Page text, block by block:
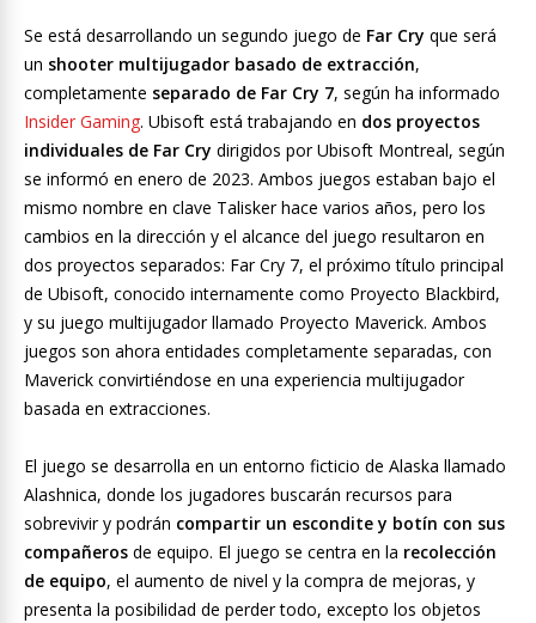
Se está desarrollando un segundo juego de Far Cry que será
un shooter multijugador basado de extracción,
completamente separado de Far Cry 7, según ha informado
Insider Gaming. Ubisoft está trabajando en dos proyectos
individuales de Far Cry dirigidos por Ubisoft Montreal, según
se informó en enero de 2023. Ambos juegos estaban bajo el
mismo nombre en clave Talisker hace varios años, pero los
cambios en la dirección y el alcance del juego resultaron en
dos proyectos separados: Far Cry 7, el próximo título principal
de Ubisoft, conocido internamente como Proyecto Blackbird,
y su juego multijugador llamado Proyecto Maverick. Ambos
juegos son ahora entidades completamente separadas, con
Maverick convirtiéndose en una experiencia multijugador
basada en extracciones.
El juego se desarrolla en un entorno ficticio de Alaska llamado
Alashnica, donde los jugadores buscarán recursos para
sobrevivir y podrán compartir un escondite y botín con sus
compañeros de equipo. El juego se centra en la recolección
de equipo, el aumento de nivel y la compra de mejoras, y
presenta la posibilidad de perder todo, excepto los objetos